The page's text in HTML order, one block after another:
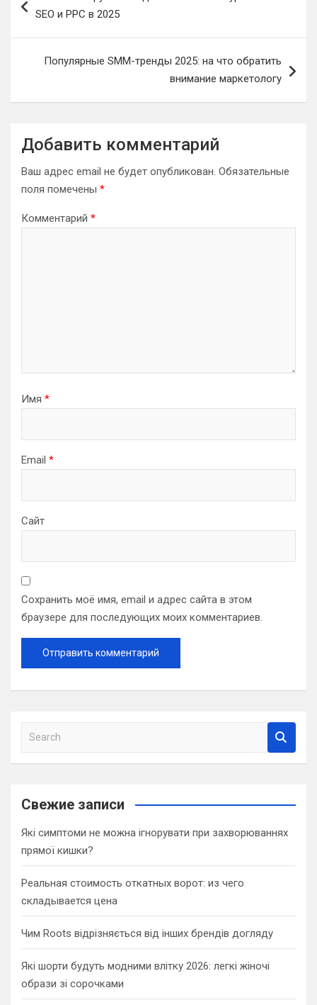
по
SEO и PPC в 2025
Популярные SMM-тренды 2025: на что обратить
внимание маркетологу
Добавить комментарий
Ваш адрес email не будет опубликован. Обязательные
поля помечены *
Комментарий *
Имя *
Email *
Сайт
Сохранить моё имя, email и адрес сайта в этом
браузере для последующих моих комментариев.
a
c
Свежие записи
Які симптоми не можна ігнорувати при захворюваннях
прямої кишки?
Реальная стоимость откатных ворот: из чего
складывается цена
Чим Roots відрізняється від інших брендів догляду
Які шорти будуть модними влітку 2026: легкі жіночі
образи зі сорочками